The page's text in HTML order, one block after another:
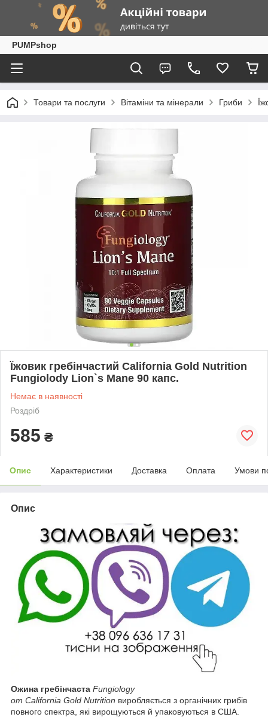
PUMPshop
Товари та послуги Вітаміни та мінерали Гриби
Їжовик гребінчастий California Gold Nutrition
Fungiolody Lion`s Mane 90 капс.
Немає в наявності
Роздріб
585 ₴
Опис Характеристики Доставка Оплата Умови
Опис
Ожина гребінчаста Fungiology
от California Gold Nutrition виробляється з органічних грибів
повного спектра, які вирощуються й упаковуються в США.